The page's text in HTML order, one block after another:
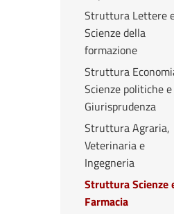
Struttura Lettere
Scienze della
formazione
Struttura
Scienze politiche e
Giurisprudenza
Struttura Agraria,
Veterinaria e
Ingegneria
Struttura Scienze
Farmacia